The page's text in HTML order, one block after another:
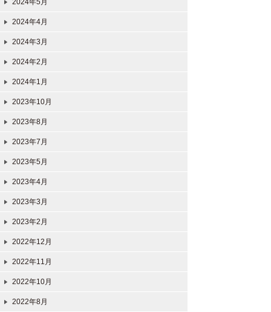
2024年5月
2024年4月
2024年3月
2024年2月
2024年1月
2023年10月
2023年8月
2023年7月
2023年5月
2023年4月
2023年3月
2023年2月
2022年12月
2022年11月
2022年10月
2022年8月